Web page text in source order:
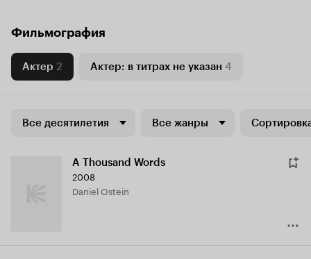
Фильмография
Актер 2 Актер: в титрах не указан 4
Все десятилетия Все жанры
A Thousand Words
2008
Daniel Ostein